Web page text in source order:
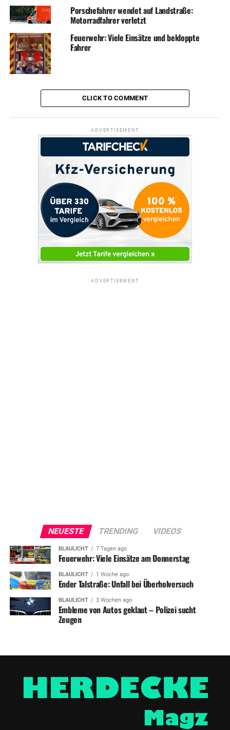
Porschefahrer wendet auf Landstraße:
Motorradfahrer verletzt
Feuerwehr: Viele Einsätze und bekloppte
Fahrer
CLICK TO COMMENT
ADVERTISEMENT
ADVERTISEMENT
NEUESTE TRENDING VIDEOS
BLAULICHT 7 Tagen ago
Feuerwehr: Viele Einsätze am Donnerstag
BLAULICHT 1 Woche ago
Ender Talstraße: Unfall bei Überholversuch
BLAULICHT 3 Wochen ago
Embleme von Autos geklaut – Polizei sucht
Zeugen